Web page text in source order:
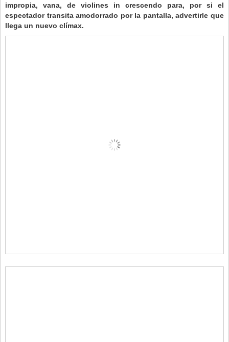
impropia, vana, de violines in crescendo para, por si el
espectador transita amodorrado por la pantalla, advertirle que
llega un nuevo clímax.